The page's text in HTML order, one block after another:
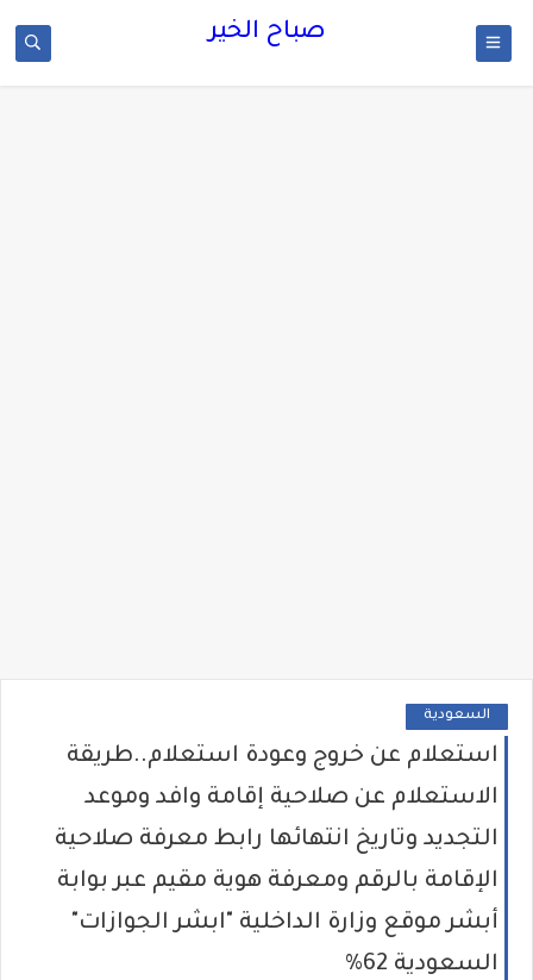
صباح الخير
السعودية
استعلام عن خروج وعودة استعلام..طريقة
الاستعلام عن صلاحية إقامة وافد وموعد
التجديد وتاريخ انتهائها رابط معرفة صلاحية
الإقامة بالرقم ومعرفة هوية مقيم عبر بوابة
أبشر موقع وزارة الداخلية "ابشر الجوازات"
السعودية 62%